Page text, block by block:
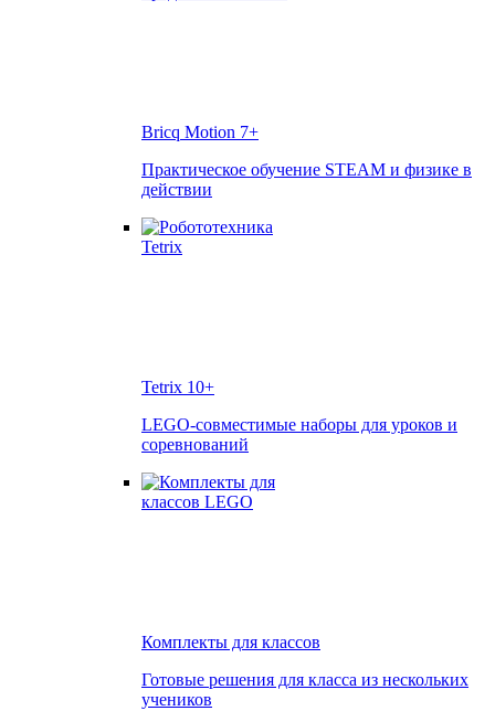
Bricq Motion 7+
Практическое обучение STEAM и физике в
действии
Tetrix 10+
LEGO-совместимые наборы для уроков и
соревнований
Комплекты для классов
Готовые решения для класса из нескольких
учеников